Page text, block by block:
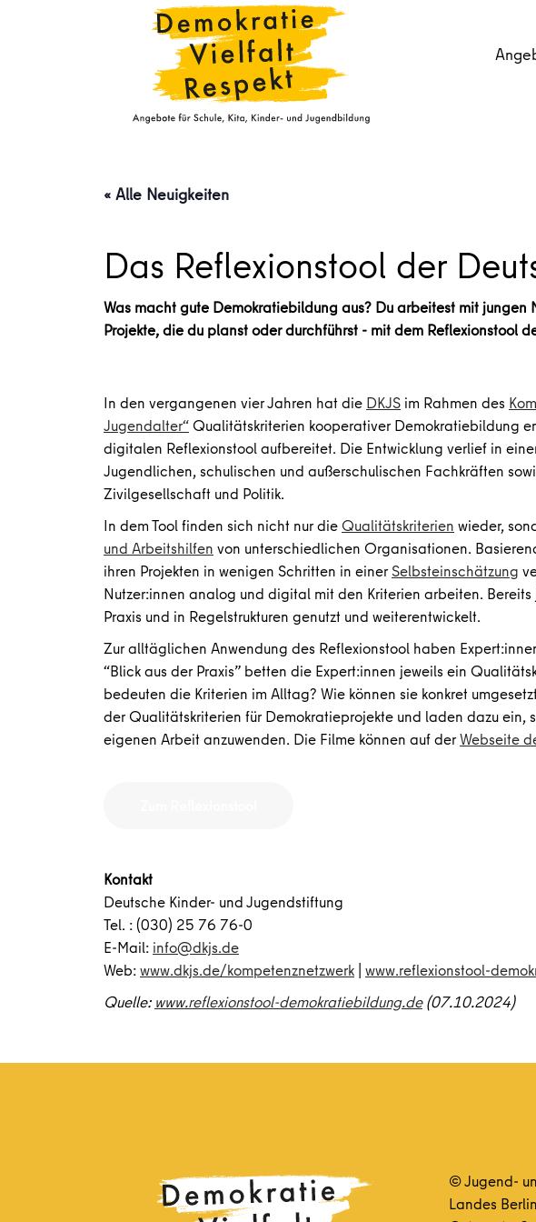
« Alle Neuigkeiten
Das Reflexionstool der
Was macht gute Demokratiebildung aus? Du arbeitest mit
Projekte, die du planst oder durchführst - mit dem Reflexionstool
In den vergangenen vier Jahren hat die DKJS im Rahmen des
Jugendalter“ Qualitätskriterien kooperativer Demokratiebildung
digitalen Reflexionstool aufbereitet. Die Entwicklung verlief in
Jugendlichen, schulischen und außerschulischen Fachkräften
Zivilgesellschaft und Politik.
In dem Tool finden sich nicht nur die Qualitätskriterien wieder,
und Arbeitshilfen von unterschiedlichen Organisationen.
ihren Projekten in wenigen Schritten in einerSelbsteinschätzung
Nutzer:innen analog und digital mit den Kriterien arbeiten.
Praxis und in Regelstrukturen genutzt und weiterentwickelt.
Zur alltäglichen Anwendung des Reflexionstool haben
“Blick aus der Praxis” betten die Expert:innen jeweils ein
bedeuten die Kriterien im Alltag? Wie können sie konkret
der Qualitätskriterien für Demokratieprojekte und laden dazu ein,
eigenen Arbeit anzuwenden. Die Filme können auf derWebseite
Kontakt
Deutsche Kinder- und Jugendstiftung
Tel. : (030) 25 76 76-0
E-Mail: info@dkjs.de
Web:www.dkjs.de/kompetenznetzwerk | www.reflexionstool-
Quelle: www.reflexionstool-demokratiebildung.de(07.10.2024)
© Jugend-
Landes Berlin